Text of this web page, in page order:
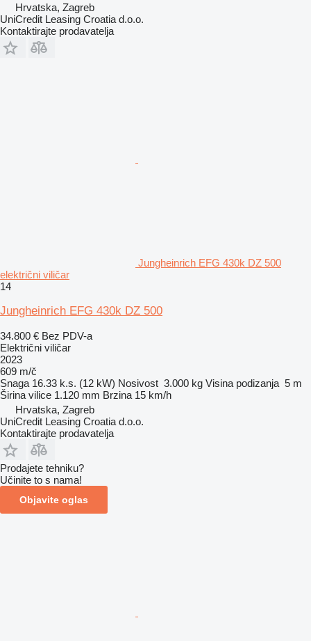
Hrvatska, Zagreb
UniCredit Leasing Croatia d.o.o.
Kontaktirajte prodavatelja
Jungheinrich EFG 430k DZ 500
električni viličar
14
Jungheinrich EFG 430k DZ 500
34.800 € Bez PDV-a
Električni viličar
2023
609 m/č
Snaga 16.33 k.s. (12 kW) Nosivost 3.000 kg Visina podizanja 5 m
Širina vilice 1.120 mm Brzina 15 km/h
Hrvatska, Zagreb
UniCredit Leasing Croatia d.o.o.
Kontaktirajte prodavatelja
Prodajete tehniku?
Učinite to s nama!
Objavite oglas